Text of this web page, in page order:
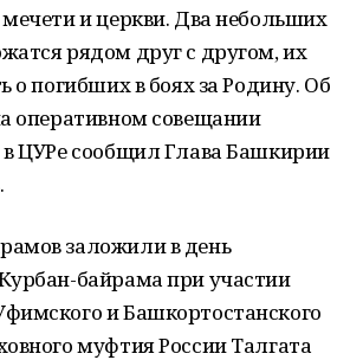
мечети и церкви. Два небольших
рядом друг с другом, их
о погибших в боях за Родину. Об
оперативном совещании
в ЦУРе сообщил Глава Башкирии
заложили в день
байрама при участии
и Башкортостанского
муфтия России Талгата